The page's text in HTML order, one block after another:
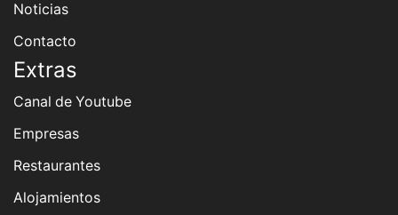
Noticias
Contacto
Extras
Canal de Youtube
Empresas
Restaurantes
Alojamientos